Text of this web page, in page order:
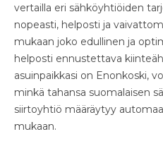
vertailla eri sähköyhtiöiden
nopeasti, helposti ja
mukaan joko edullinen ja
helposti ennustettava
asuinpaikkasi on Enonkoski,
minkä tahansa suomalaisen
siirtoyhtiö määräytyy
mukaan.